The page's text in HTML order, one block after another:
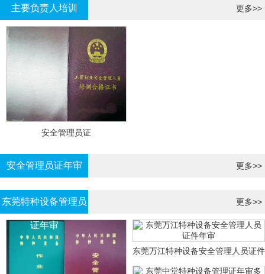
主要负责人培训 更多>>
安全管理员证
安全管理员证年审 更多>>
东莞特种设备管理员
证年审
更多>>
东莞万江特种设备安全管理人员证件
年审